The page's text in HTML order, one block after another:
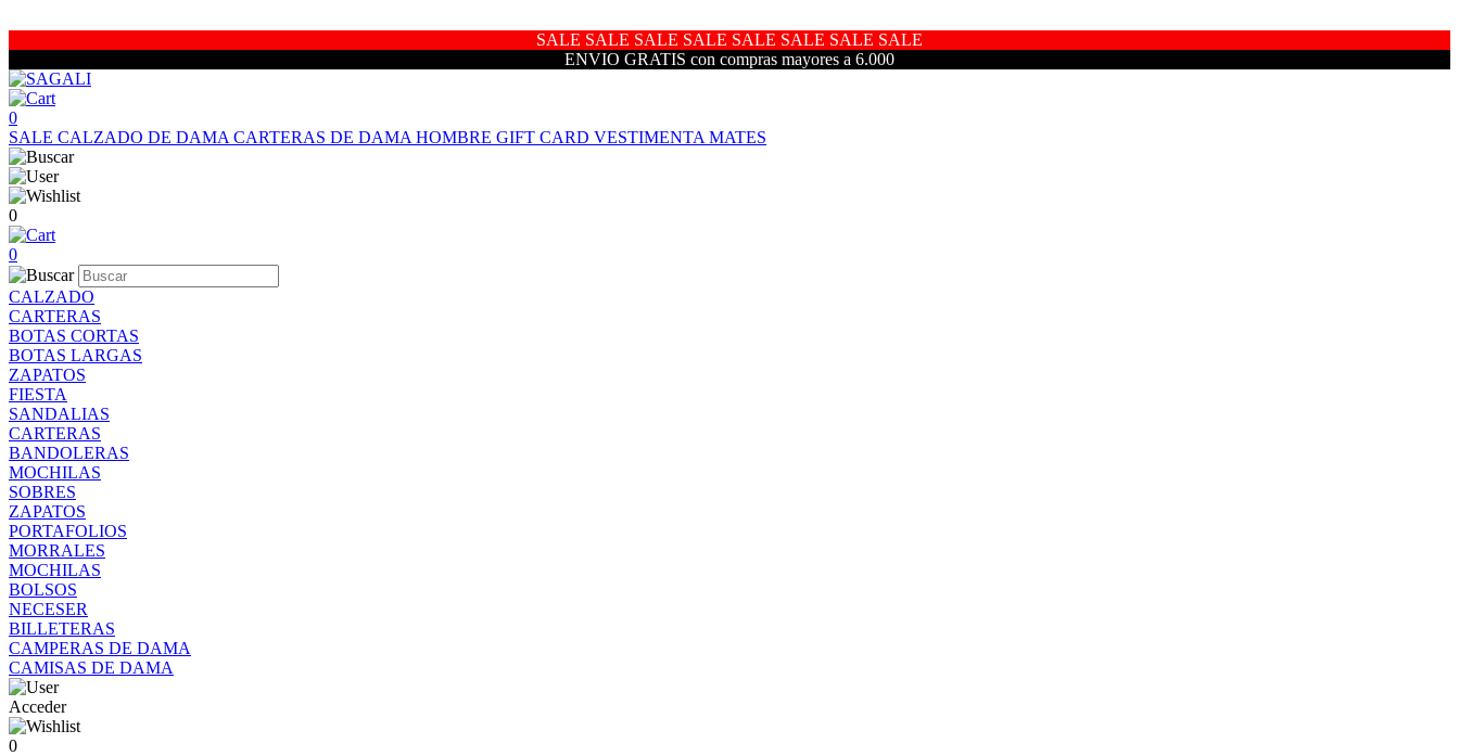
SALE SALE SALE SALE SALE SALE SALE SALE
ENVIO GRATIS con compras mayores a 6.000
0
SALE CALZADO DE DAMA CARTERAS DE DAMA HOMBRE GIFT CARD VESTIMENTA MATES
0
0
CALZADO
CARTERAS
BOTAS CORTAS
BOTAS LARGAS
ZAPATOS
FIESTA
SANDALIAS
CARTERAS
BANDOLERAS
MOCHILAS
SOBRES
ZAPATOS
PORTAFOLIOS
MORRALES
MOCHILAS
BOLSOS
NECESER
BILLETERAS
CAMPERAS DE DAMA
CAMISAS DE DAMA
Acceder
0